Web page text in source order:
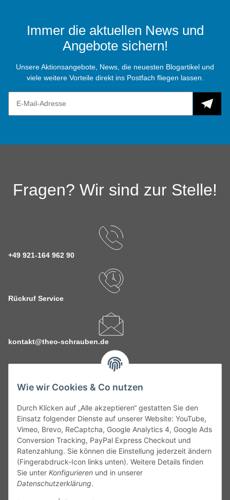
Wie wir Cookies & Co nutzen
Durch Klicken auf „Alle akzeptieren“ gestatten Sie den
Einsatz folgender Dienste auf unserer Website: YouTube,
Vimeo, Brevo, ReCaptcha, Google Analytics 4, Google Ads
Conversion Tracking, PayPal Express Checkout und
Ratenzahlung. Sie können die Einstellung jederzeit ändern
(Fingerabdruck-Icon links unten). Weitere Details finden
Sie unter Konfigurieren und in unserer
Datenschutzerklärung.
Immer die aktuellen News und
Angebote sichern!
Unsere Aktionsangebote, News, die neuesten Blogartikel und
viele weitere Vorteile direkt ins Postfach fliegen lassen.
Fragen? Wir sind zur Stelle!
+49 921-164 962 90
Rückruf Service
kontakt@theo-schrauben.de
Service
Gesetzliche Informationen
Alle technischen Angaben ohne Gewähr. Irrtümer und fehlerhafte
Angaben vorbehalten. Wenn Sie Datenblätter oder spezielle